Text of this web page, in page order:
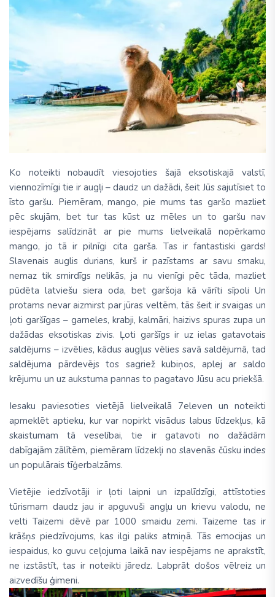
Ko noteikti nobaudīt viesojoties šajā eksotiskajā valstī,
viennozīmīgi tie ir augļi – daudz un dažādi, šeit Jūs sajutīsiet to
īsto garšu. Piemēram, mango, pie mums tas garšo mazliet
pēc skujām, bet tur tas kūst uz mēles un to garšu nav
iespējams salīdzināt ar pie mums lielveikalā nopērkamo
mango, jo tā ir pilnīgi cita garša. Tas ir fantastiski gards!
Slavenais auglis durians, kurš ir pazīstams ar savu smaku,
nemaz tik smirdīgs nelikās, ja nu vienīgi pēc tāda, mazliet
pūdēta latviešu siera oda, bet garšoja kā vārīti sīpoli Un
protams nevar aizmirst par jūras veltēm, tās šeit ir svaigas un
ļoti garšīgas – garneles, krabji, kalmāri, haizivs spuras zupa un
dažādas eksotiskas zivis. Ļoti garšīgs ir uz ielas gatavotais
saldējums – izvēlies, kādus augļus vēlies savā saldējumā, tad
saldējuma pārdevējs tos sagriež kubiņos, aplej ar saldo
krējumu un uz aukstuma pannas to pagatavo Jūsu acu priekšā.
Iesaku paviesoties vietējā lielveikalā 7eleven un noteikti
apmeklēt aptieku, kur var nopirkt visādus labus līdzekļus, kā
skaistumam tā veselībai, tie ir gatavoti no dažādām
dabīgajām zālītēm, piemēram līdzekļi no slavenās čūsku indes
un populārais tīģerbalzāms.
Vietējie iedzīvotāji ir ļoti laipni un izpalīdzīgi, attīstoties
tūrismam daudz jau ir apguvuši angļu un krievu valodu, ne
velti Taizemi dēvē par 1000 smaidu zemi. Taizeme tas ir
krāšņs piedzīvojums, kas ilgi paliks atmiņā. Tās emocijas un
iespaidus, ko guvu ceļojuma laikā nav iespējams ne aprakstīt,
ne izstāstīt, tas ir noteikti jāredz. Labprāt došos vēlreiz un
aizvedīšu ģimeni.